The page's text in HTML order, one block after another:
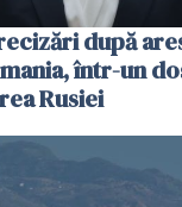
după
într-un
Rusiei